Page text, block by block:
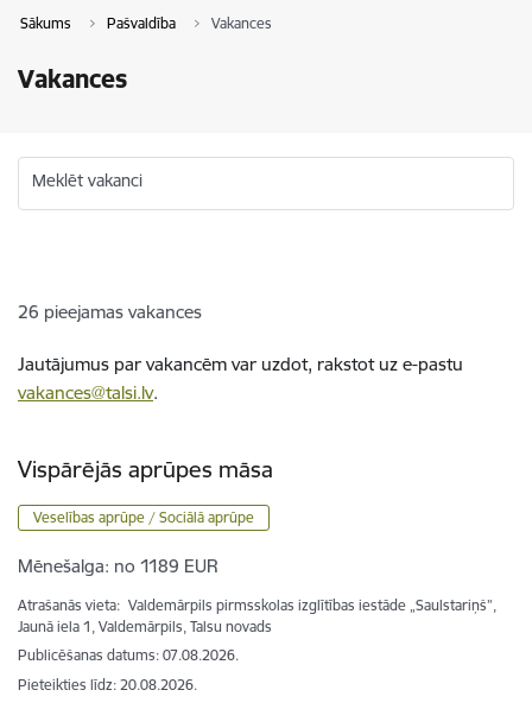
Sākums Pašvaldība Vakances
Vakances
Meklēt vakanci
26 pieejamas vakances
Jautājumus par vakancēm var uzdot, rakstot uz e-pastu
vakances@talsi.lv.
Vispārējās aprūpes māsa
Veselības aprūpe / Sociālā aprūpe
Mēnešalga: no 1189 EUR
Atrašanās vieta: Valdemārpils pirmsskolas izglītības iestāde „Saulstariņš”,
Jaunā iela 1, Valdemārpils, Talsu novads
Publicēšanas datums: 07.08.2026.
Pieteikties līdz: 20.08.2026.